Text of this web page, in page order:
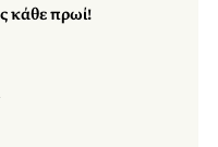
κάθε πρωί!